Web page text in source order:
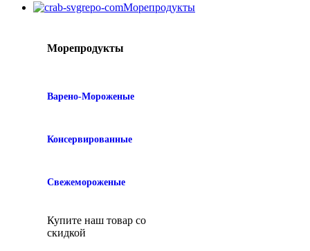
Морепродукты
Морепродукты
Варено-Мороженые
Консервированные
Свежемороженые
Купите наш товар со
скидкой